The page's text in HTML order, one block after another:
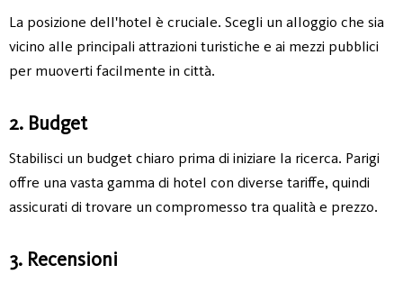
La posizione dell'hotel è cruciale. Scegli un alloggio che sia
vicino alle principali attrazioni turistiche e ai mezzi pubblici
per muoverti facilmente in città.
2. Budget
Stabilisci un budget chiaro prima di iniziare la ricerca. Parigi
offre una vasta gamma di hotel con diverse tariffe, quindi
assicurati di trovare un compromesso tra qualità e prezzo.
3. Recensioni